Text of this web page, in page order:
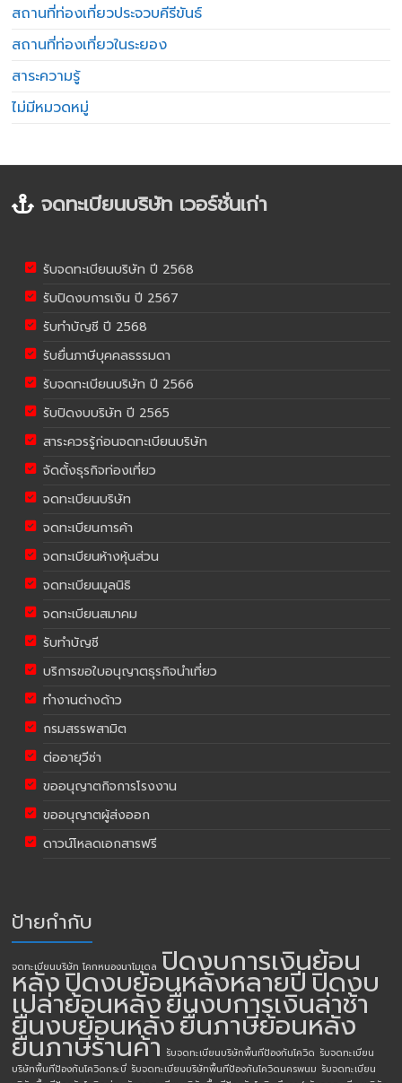
สถานที่ท่องเที่ยวประจวบคีรีขันธ์
สถานที่ท่องเที่ยวในระยอง
สาระความรู้
ไม่มีหมวดหมู่
จดทะเบียนบริษัท เวอร์ชั่นเก่า
รับจดทะเบียนบริษัท ปี 2568
รับปิดงบการเงิน ปี 2567
รับทำบัญชี ปี 2568
รับยื่นภาษีบุคคลธรรมดา
รับจดทะเบียนบริษัท ปี 2566
รับปิดงบบริษัท ปี 2565
สาระควรรู้ก่อนจดทะเบียนบริษัท
จัดตั้งธุรกิจท่องเที่ยว
จดทะเบียนบริษัท
จดทะเบียนการค้า
จดทะเบียนห้างหุ้นส่วน
จดทะเบียนมูลนิธิ
จดทะเบียนสมาคม
รับทำบัญชี
บริการขอใบอนุญาตธุรกิจนำเที่ยว
ทำงานต่างด้าว
กรมสรรพสามิต
ต่ออายุวีซ่า
ขออนุญาตกิจการโรงงาน
ขออนุญาตผู้ส่งออก
ดาวน์โหลดเอกสารฟรี
ป้ายกำกับ
จดทะเบียนบริษัท โคกหนองนาโมเดล ปิดงบการเงินย้อน
หลังปิดงบย้อนหลังหลายปีปิดงบ
เปล่าย้อนหลังยื่นงบการเงินล่าช้า
ยื่นงบย้อนหลังยื่นภาษีย้อนหลัง
ยื่นภาษีร้านค้า รับจดทะเบียนบริษัทพื้นทีป้องกันโควิด รับจดทะเบียน
บริษัทพื้นทีป้องกันโควิดกระบี่ รับจดทะเบียนบริษัทพื้นทีป้องกันโควิดนครพนม รับจดทะเบียน